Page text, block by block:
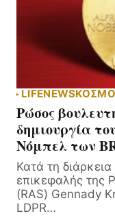
LIFENEWS
Ρώσος
δημιουργία
Νόμπελ των
Κατά τη
επικεφαλής της
(RAS) Gennady
LDPR…